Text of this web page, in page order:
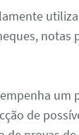
notas
de